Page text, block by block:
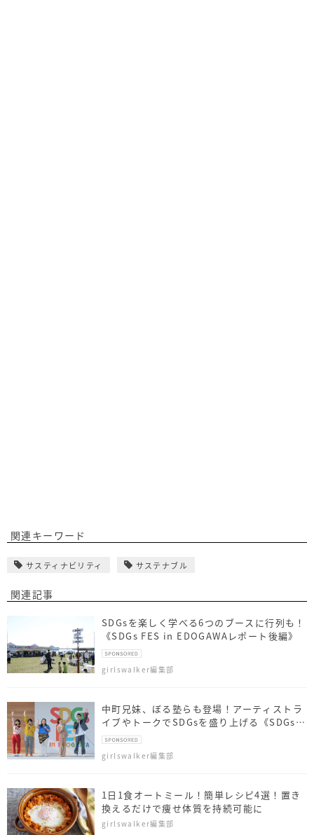
関連キーワード
サスティナビリティ サステナブル
関連記事
SDGsを楽しく学べる6つのブースに行列も！
《SDGs FES in EDOGAWAレポート後編》
girlswalker編集部
中町兄妹、ぼる塾らも登場！アーティストラ
イブやトークでSDGsを盛り上げる《SDGs
FES in EDOGAWA》
girlswalker編集部
1日1食オートミール！簡単レシピ4選！置き
換えるだけで痩せ体質を持続可能に
girlswalker編集部